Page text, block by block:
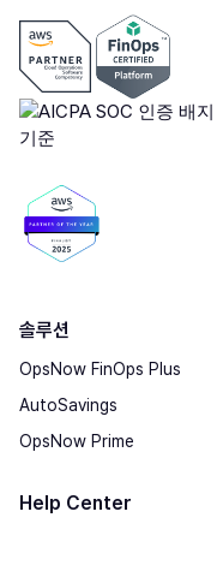
솔루션
OpsNow FinOps Plus
AutoSavings
OpsNow Prime
Help Center